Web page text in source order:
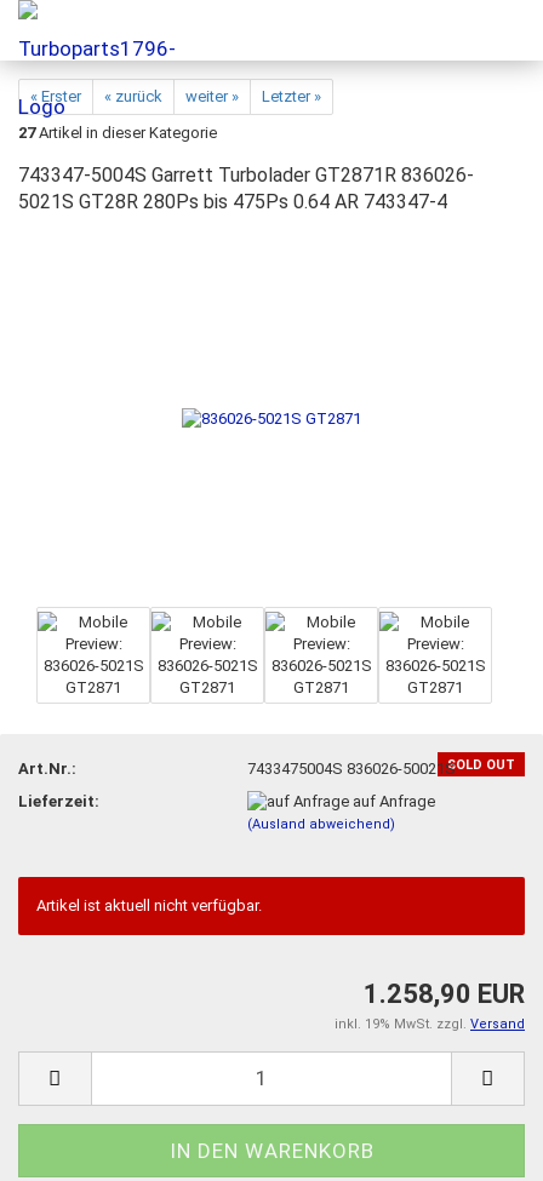
« Erster « zurück weiter »
Letzter »
27Artikel in dieser Kategorie
743347-5004S Garrett Turbolader GT2871R 836026-
5021S GT28R 280Ps bis 475Ps 0.64 AR 743347-4
SOLD OUT
Art.Nr.:
7433475004S 836026-50021S
Lieferzeit:
auf Anfrage
(Ausland abweichend)
Artikel ist aktuell nicht verfügbar.
1.258,90 EUR
inkl. 19% MwSt. zzgl. Versand